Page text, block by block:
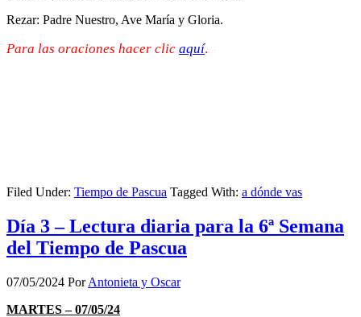
Rezar: Padre Nuestro, Ave María y Gloria.
Para las oraciones hacer clic aquí.
Filed Under: Tiempo de Pascua Tagged With: a dónde vas
Día 3 – Lectura diaria para la 6ª Semana
del Tiempo de Pascua
07/05/2024 PorAntonieta y Oscar
MARTES – 07/05/24